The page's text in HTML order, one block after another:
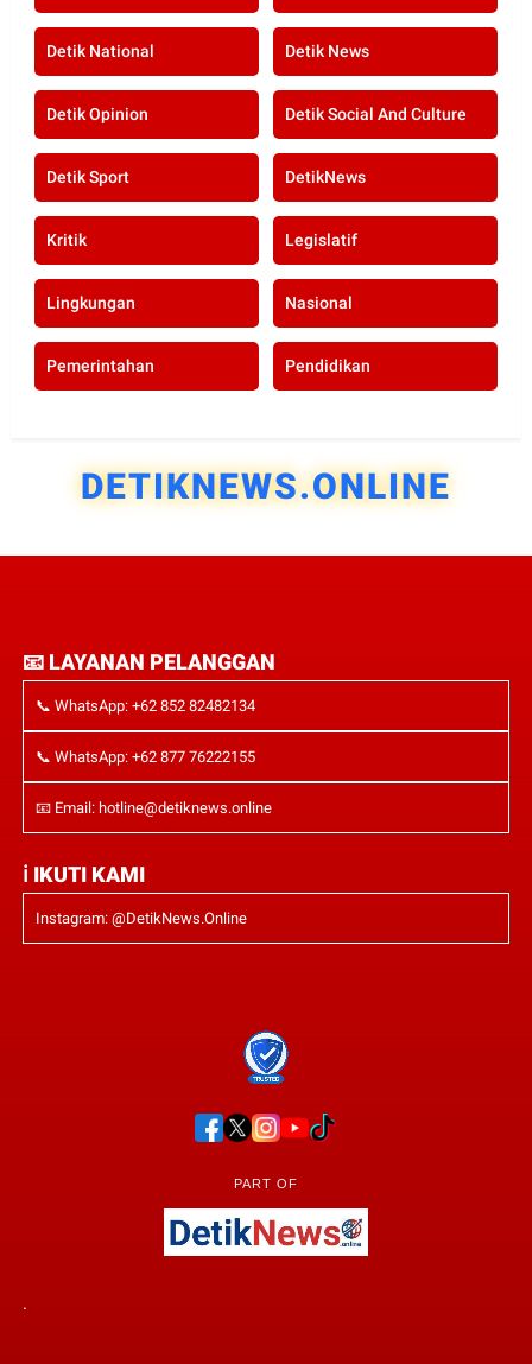
Detik National Detik News
Detik Opinion Detik Social And Culture
Detik Sport DetikNews
Kritik Legislatif
Lingkungan Nasional
Pemerintahan Pendidikan
DETIKNEWS.ONLINE
📧 LAYANAN PELANGGAN
📞 WhatsApp: +62 852 82482134
📞 WhatsApp: +62 877 76222155
📧 Email: hotline@detiknews.online
ℹ IKUTI KAMI
Instagram: @DetikNews.Online
PART OF
.